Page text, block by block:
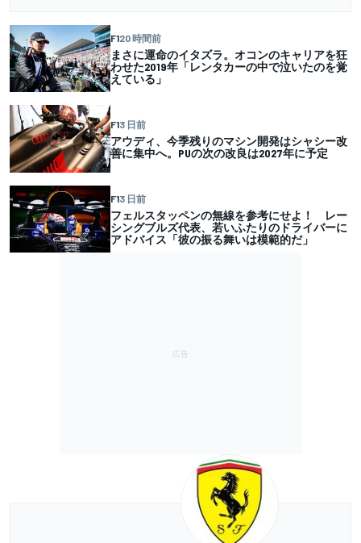
F120 時間前
まさに運命のイタズラ。オコンのキャリアを狂
わせた2019年「レンタカーの中で泣いたのを覚
えている」
F13 日前
アウディ、今季残りのマシン開発はシャシー改
善に集中へ。PUの次の改良は2027年に予定
F13 日前
フェルスタッペンの無線を参考にせよ！ レー
シングブルズ代表、若いふたりのドライバーに
アドバイス「彼の振る舞いは模範的だ」